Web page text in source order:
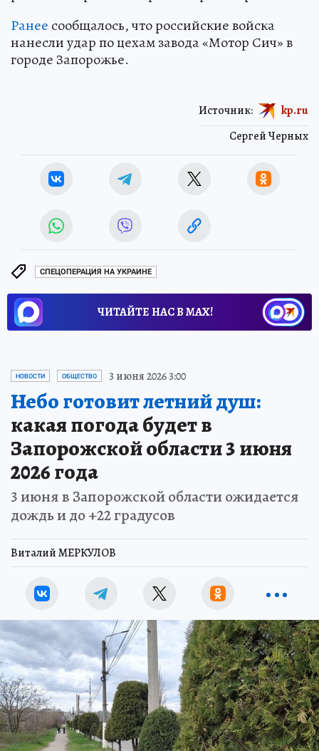
Ранее сообщалось, что российские войска
нанесли удар по цехам завода «Мотор Сич» в
городе Запорожье.
Сергей Черных
Источник: kp.ru
СПЕЦОПЕРАЦИЯ НА УКРАИНЕ
ЧИТАЙТЕ НАС В МАХ!
НОВОСТИ ОБЩЕСТВО 3 июня 2026 3:00
Небо готовит летний душ:
какая погода будет в
Запорожской области 3 июня
2026 года
3 июня в Запорожской области ожидается
дождь и до +22 градусов
Виталий МЕРКУЛОВ